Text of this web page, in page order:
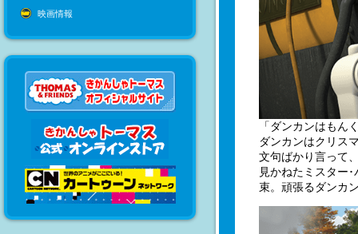
映画情報
「ダンカンはもん
ダンカンはクリス
文句ばかり言って
見かねたミスター
束。頑張るダンカ